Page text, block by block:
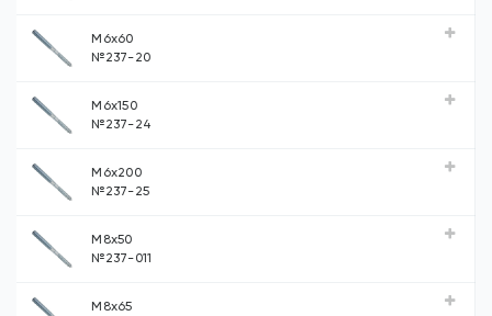
М6х60
№237-20
М6х150
№237-24
М6х200
№237-25
М8х50
№237-011
М8х65